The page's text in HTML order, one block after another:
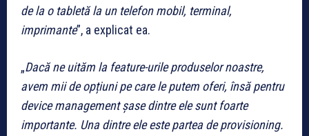
de la o tabletă la un telefon mobil, terminal,
imprimante”, a explicat ea.
„Dacă ne uităm la feature-urile produselor noastre,
avem mii de opțiuni pe care le putem oferi, însă pentru
device management șase dintre ele sunt foarte
importante. Una dintre ele este partea de provisioning.